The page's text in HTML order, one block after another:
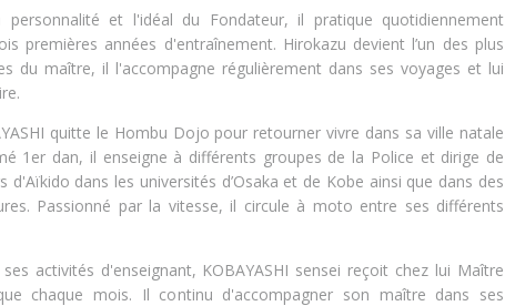
personnalité et l'idéal du Fondateur, il pratique quotidiennement
premières années d'entraînement. Hirokazu devient l’un des plus
du maître, il l'accompagne régulièrement dans ses voyages et lui
quitte le Hombu Dojo pour retourner vivre dans sa ville natale
1er dan, il enseigne à différents groupes de la Police et dirige de
d'Aïkido dans les universités d’Osaka et de Kobe ainsi que dans des
Passionné par la vitesse, il circule à moto entre ses différents
activités d'enseignant, KOBAYASHI sensei reçoit chez lui Maître
chaque mois. Il continu d'accompagner son maître dans ses